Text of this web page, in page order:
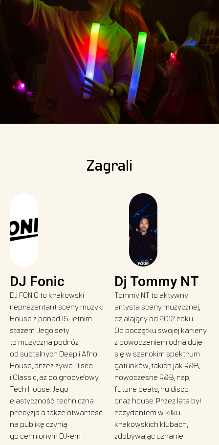
Zagrali
DJ Fonic
DJ FONIC to krakowski
reprezentant sceny muzyki
House z ponad 15-letnim
stażem. Jego sety
to muzyczna podróż
od subtelnych Deep i Afro
House, przez żywe Disco
i Classic, aż po groove’owy
Tech House. Jego
elastyczność, techniczna
precyzja a także otwartość
na publikę czynią
go cennionym DJ-em
Dj Tommy NT
Tommy NT to aktywny
artysta sceny muzycznej,
działający od 2012 roku.
Od początku swojej kariery
z powodzeniem odnajduje
się w szerokim spektrum
gatunków, takich jak R&B,
nowoczesne R&B, rap,
future beats, nu disco
oraz house. Przez lata był
rezydentem w kilku
krakowskich klubach,
zdobywając uznanie